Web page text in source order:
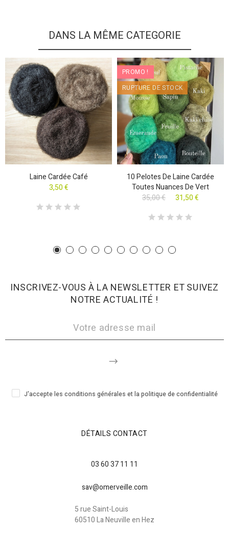
DANS LA MÊME CATEGORIE
Laine Cardée Café
3,50 €
PROMO !
RUPTURE DE STOCK
10 Pelotes De Laine Cardée
Toutes Nuances De Vert
35,00 €
31,50 €
INSCRIVEZ-VOUS À LA NEWSLETTER ET SUIVEZ
NOTRE ACTUALITÉ !
J'accepte les conditions générales et la politique de confidentialité
DÉTAILS CONTACT
03 60 37 11 11
sav@omerveille.com
5 rue Saint-Louis
60510 La Neuville en Hez